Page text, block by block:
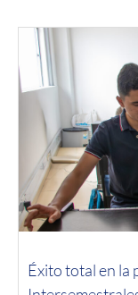
Éxito total en la